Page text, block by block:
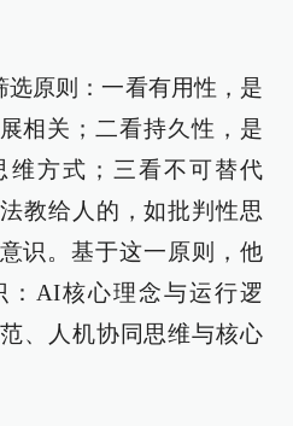
选原则：一看有用性，是
相关；二看持久性，是
维方式；三看不可替代
教给人的，如批判性思
识。基于这一原则，他
：AI核心理念与运行逻
、人机协同思维与核心